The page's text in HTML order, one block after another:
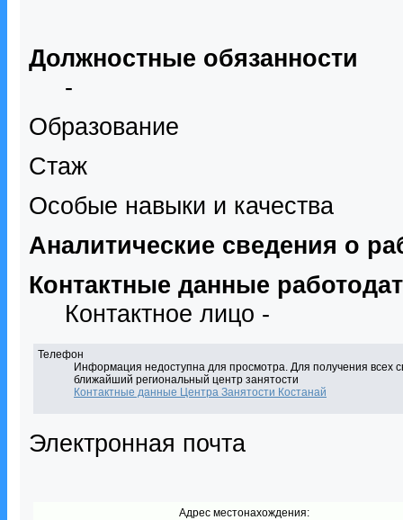
Должностные обязанности
-
Образование
Стаж
Особые навыки и качества
Аналитические сведения о
Контактные данные
Контактное лицо -
Телефон
Информация недоступна для просмотра. Для получения всех
ближайший региональный центр занятости
Контактные данные Центра Занятости Костанай
Электронная почта
Адрес местонахождения: